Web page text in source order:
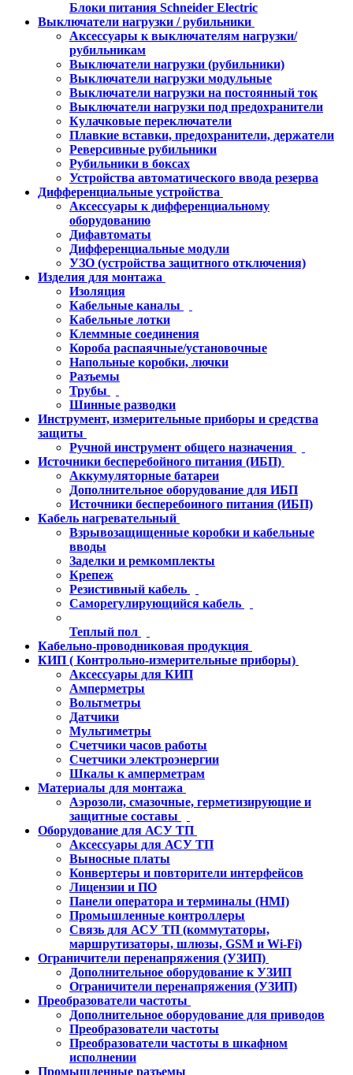
Блоки питания Schneider Electric
Выключатели нагрузки / рубильники
Аксессуары к выключателям нагрузки/
рубильникам
Выключатели нагрузки (рубильники)
Выключатели нагрузки модульные
Выключатели нагрузки на постоянный ток
Выключатели нагрузки под предохранители
Кулачковые переключатели
Плавкие вставки, предохранители, держатели
Реверсивные рубильники
Рубильники в боксах
Устройства автоматического ввода резерва
Дифференциальные устройства
Аксессуары к дифференциальному
оборудованию
Дифавтоматы
Дифференциальные модули
УЗО (устройства защитного отключения)
Изделия для монтажа
Изоляция
Кабельные каналы
Кабельные лотки
Клеммные соединения
Короба распаячные/установочные
Напольные коробки, лючки
Разъемы
Трубы
Шинные разводки
Инструмент, измерительные приборы и средства
защиты
Ручной инструмент общего назначения
Источники бесперебойного питания (ИБП)
Аккумуляторные батареи
Дополнительное оборудование для ИБП
Источники бесперебоиного питания (ИБП)
Кабель нагревательный
Взрывозащищенные коробки и кабельные
вводы
Заделки и ремкомплекты
Крепеж
Резистивный кабель
Саморегулирующийся кабель
Теплый пол
Кабельно-проводниковая продукция
КИП ( Контрольно-измерительные приборы)
Аксессуары для КИП
Амперметры
Вольтметры
Датчики
Мультиметры
Счетчики часов работы
Счетчики электроэнергии
Шкалы к амперметрам
Материалы для монтажа
Аэрозоли, смазочные, герметизирующие и
защитные составы
Оборудование для АСУ ТП
Аксессуары для АСУ ТП
Выносные платы
Конвертеры и повторители интерфейсов
Лицензии и ПО
Панели оператора и терминалы (HMI)
Промышленные контроллеры
Связь для АСУ ТП (коммутаторы,
маршрутизаторы, шлюзы, GSM и Wi-Fi)
Ограничители перенапряжения (УЗИП)
Дополнительное оборудование к УЗИП
Ограничители перенапряжения (УЗИП)
Преобразователи частоты
Дополнительное оборудование для приводов
Преобразователи частоты
Преобразователи частоты в шкафном
исполнении
Промышленные разъемы